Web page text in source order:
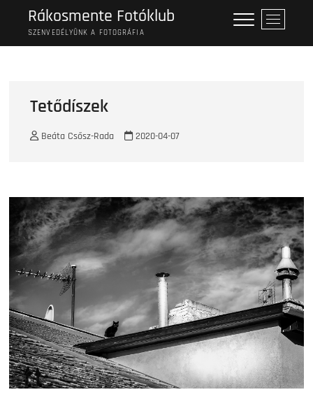
content
Rákosmente Fotóklub
SZENVEDÉLYÜNK A FOTOGRÁFIA
M
e
n
Tetődíszek
Beáta Csősz-Rada 2020-04-07